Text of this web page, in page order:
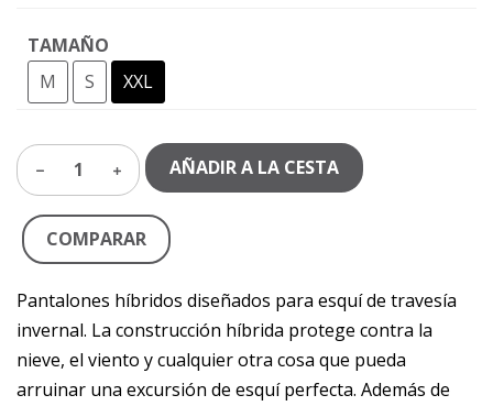
TAMAÑO
M
S XXL
1 AÑADIR A LA CESTA
COMPARAR
Pantalones híbridos diseñados para esquí de travesía
invernal. La construcción híbrida protege contra la
nieve, el viento y cualquier otra cosa que pueda
arruinar una excursión de esquí perfecta. Además de